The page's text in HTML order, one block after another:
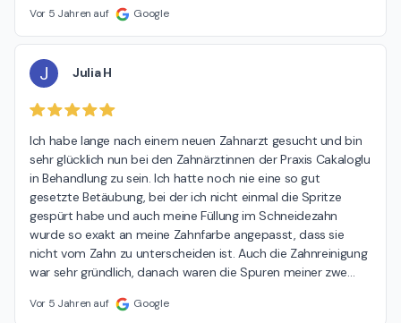
Vor 5 Jahren auf Google
J Julia H
Ich habe lange nach einem neuen Zahnarzt gesucht und bin
sehr glücklich nun bei den Zahnärztinnen der Praxis Cakaloglu
in Behandlung zu sein. Ich hatte noch nie eine so gut
gesetzte Betäubung, bei der ich nicht einmal die Spritze
gespürt habe und auch meine Füllung im Schneidezahn
wurde so exakt an meine Zahnfarbe angepasst, dass sie
nicht vom Zahn zu unterscheiden ist. Auch die Zahnreinigung
war sehr gründlich, danach waren die Spuren meiner zwe…
Vor 5 Jahren auf Google